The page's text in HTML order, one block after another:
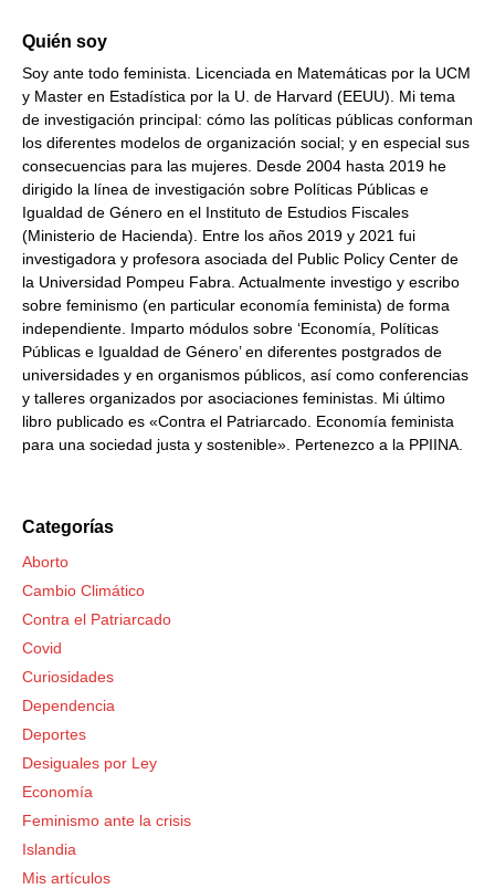
Quién soy
Soy ante todo feminista. Licenciada en Matemáticas por la UCM
y Master en Estadística por la U. de Harvard (EEUU). Mi tema
de investigación principal: cómo las políticas públicas conforman
los diferentes modelos de organización social; y en especial sus
consecuencias para las mujeres. Desde 2004 hasta 2019 he
dirigido la línea de investigación sobre Políticas Públicas e
Igualdad de Género en el Instituto de Estudios Fiscales
(Ministerio de Hacienda). Entre los años 2019 y 2021 fui
investigadora y profesora asociada del Public Policy Center de
la Universidad Pompeu Fabra. Actualmente investigo y escribo
sobre feminismo (en particular economía feminista) de forma
independiente. Imparto módulos sobre ‘Economía, Políticas
Públicas e Igualdad de Género’ en diferentes postgrados de
universidades y en organismos públicos, así como conferencias
y talleres organizados por asociaciones feministas. Mi último
libro publicado es «Contra el Patriarcado. Economía feminista
para una sociedad justa y sostenible». Pertenezco a la PPIINA.
Categorías
Aborto
Cambio Climático
Contra el Patriarcado
Covid
Curiosidades
Dependencia
Deportes
Desiguales por Ley
Economía
Feminismo ante la crisis
Islandia
Mis artículos